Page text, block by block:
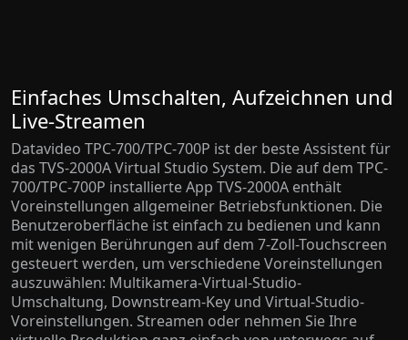
Einfaches Umschalten, Aufzeichnen und
Live-Streamen
Datavideo TPC-700/TPC-700P ist der beste Assistent für
das TVS-2000A Virtual Studio System. Die auf dem TPC-
700/TPC-700P installierte App TVS-2000A enthält
Voreinstellungen allgemeiner Betriebsfunktionen. Die
Benutzeroberfläche ist einfach zu bedienen und kann
mit wenigen Berührungen auf dem 7-Zoll-Touchscreen
gesteuert werden, um verschiedene Voreinstellungen
auszuwählen: Multikamera-Virtual-Studio-
Umschaltung, Downstream-Key und Virtual-Studio-
Voreinstellungen. Streamen oder nehmen Sie Ihre